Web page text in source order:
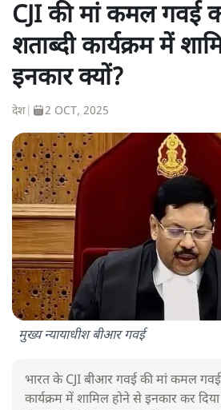
CJI की मां कमल गवई
शताब्दी कार्यक्रम में
इनकार क्यों?
देश 2 OCT, 2025
मुख्य न्यायाधीश बीआर गवई
भारत के CJI बीआर गवई की मां कमल
कार्यक्रम में शामिल होने से इनकार कर